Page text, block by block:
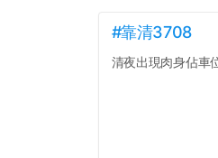
#靠清3708
清夜出現肉身佔車